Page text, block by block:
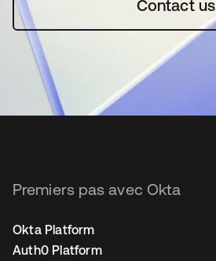
Contact us
Premiers pas avec Okta
Okta Platform
Auth0 Platform